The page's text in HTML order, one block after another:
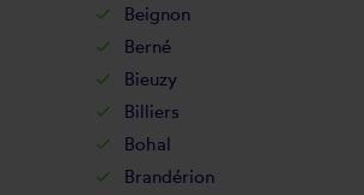
Beignon
Berné
Bieuzy
Billiers
Bohal
Brandérion